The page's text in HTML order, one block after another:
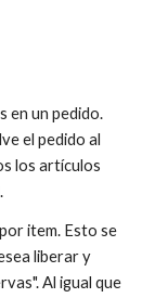
en un pedido.
el pedido al
los artículos
item. Esto se
liberar y
Al igual que